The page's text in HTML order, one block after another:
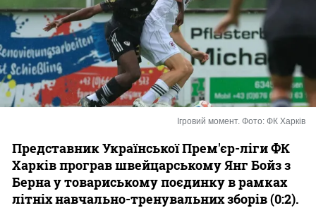
Казино
Ігровий момент. Фото: ФК Харків
Представник Української Прем'єр-ліги ФК
Харків програв швейцарському Янг Бойз з
Берна у товариському поєдинку в рамках
літніх навчально-тренувальних зборів (0:2).